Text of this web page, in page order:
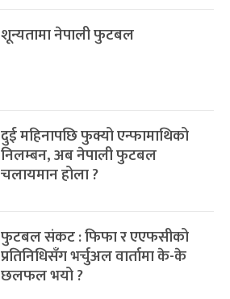
शून्यतामा नेपाली फुटबल
दुई महिनापछि फुक्यो एन्फामाथिको
निलम्बन, अब नेपाली फुटबल
चलायमान होला ?
फुटबल संकट : फिफा र एएफसीको
प्रतिनिधिसँग भर्चुअल वार्तामा के-के
छलफल भयो ?